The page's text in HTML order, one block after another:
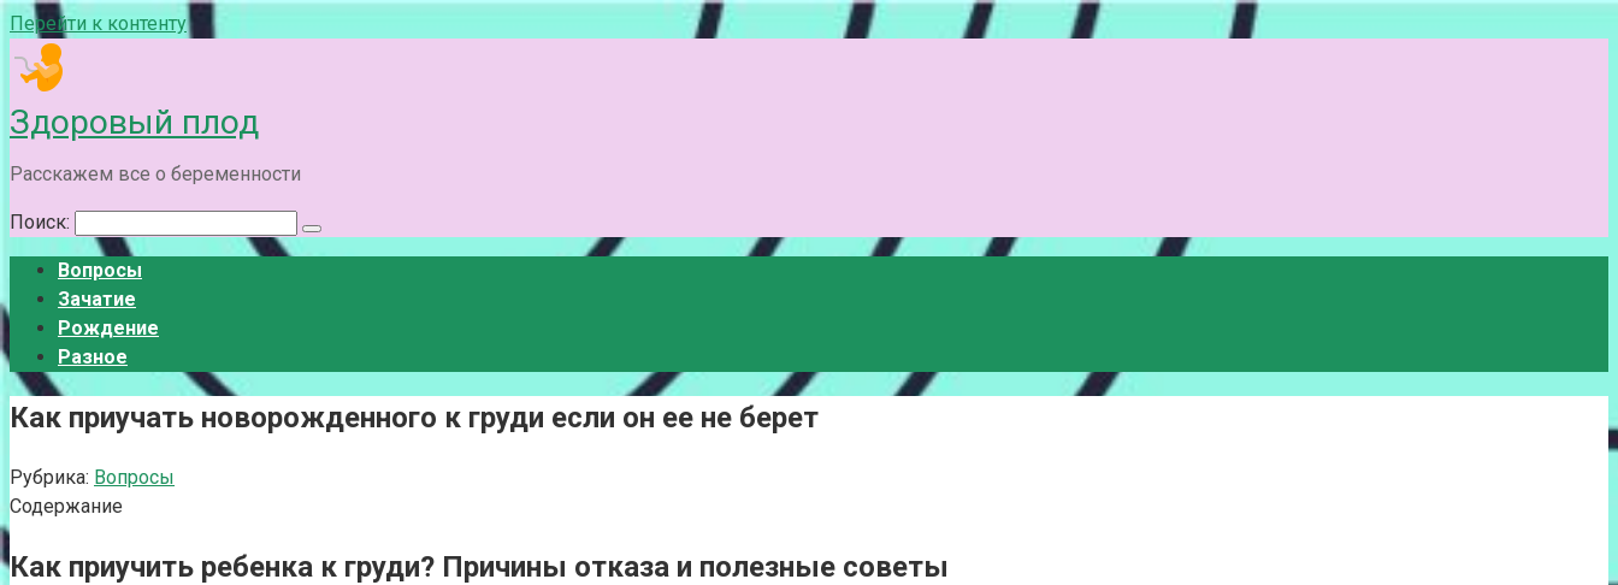
Перейти к контенту
Здоровый плод
Расскажем все о беременности
Поиск:
Вопросы
Зачатие
Рождение
Разное
Как приучать новорожденного к груди если он ее не берет
Рубрика: Вопросы
Содержание
Как приучить ребенка к груди? Причины отказа и полезные советы